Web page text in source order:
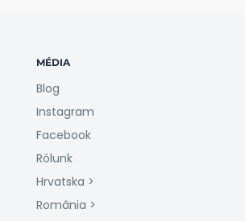
MÉDIA
Blog
Instagram
Facebook
Rólunk
Hrvatska >
România >